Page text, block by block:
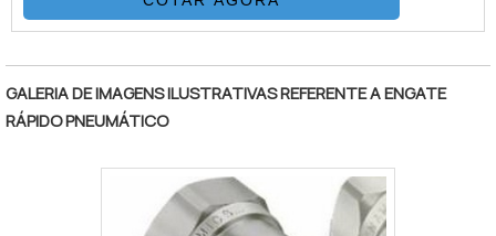
Retenção, Tubos Conexões e Niple.
Também fornece equipamentos para sub-
sea como válvulas atuadas e conexões.É
IMPORTANTE DESTACAR ALGUMAS
VANTAGENS EM CONTAR COM O
sistemas hidráulicos, equipamentos e
sistemas para gases e ap.
GALERIA DE IMAGENS ILUSTRATIVAS REFERENTE A ENGATE
RÁPIDO PNEUMÁTICO